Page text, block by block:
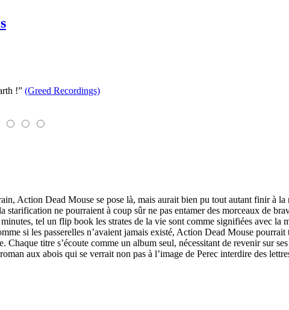
!” (Greed Recordings)
Action Dead Mouse se pose là, mais aurait bien pu tout autant finir à
starification ne pourraient à coup sûr ne pas entamer des morceaux de
tel un flip book les strates de la vie sont comme signifiées avec la
si les passerelles n’avaient jamais existé, Action Dead Mouse
Chaque titre s’écoute comme un album seul, nécessitant de revenir sur
aux abois qui se verrait non pas à l’image de Perec interdire des